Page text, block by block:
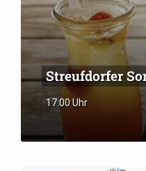
Streufdorfer
17:00 Uhr